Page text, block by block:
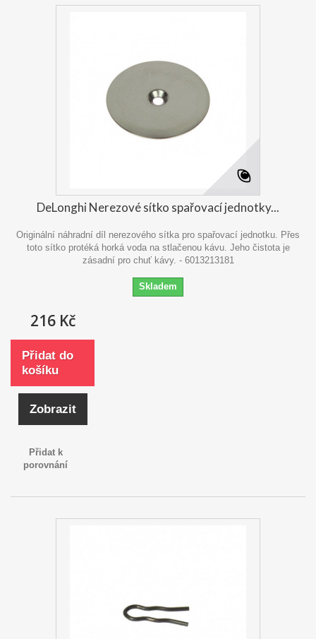
DeLonghi Nerezové sítko spařovací jednotky...
Originální náhradní díl nerezového sítka pro spařovací jednotku. Přes
toto sítko protéká horká voda na stlačenou kávu. Jeho čistota je
zásadní pro chuť kávy. - 6013213181
Skladem
216 Kč
Přidat do
košíku
Zobrazit
Přidat k
porovnání